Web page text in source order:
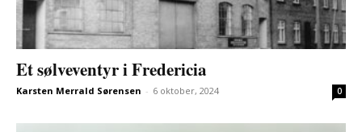
Et sølveventyr i Fredericia
Karsten Merrald Sørensen - 6 oktober, 2024 0